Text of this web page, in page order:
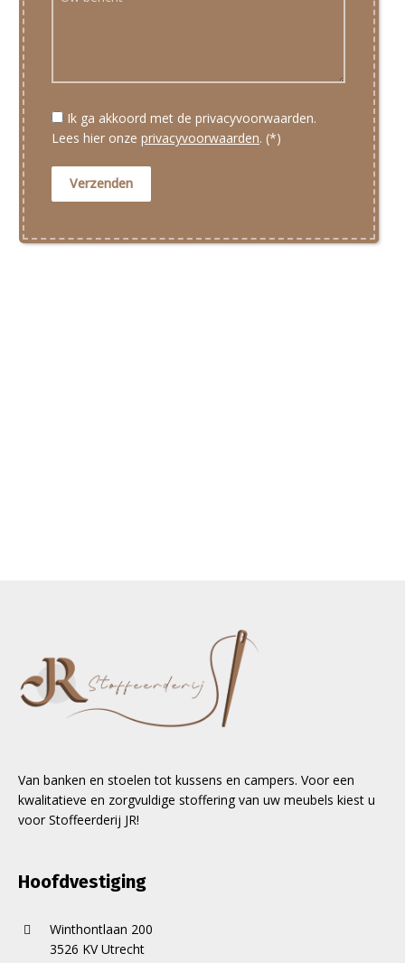
Ik ga akkoord met de privacyvoorwaarden.
Lees hier onze privacyvoorwaarden. (*)
Van banken en stoelen tot kussens en campers. Voor een
kwalitatieve en zorgvuldige stoffering van uw meubels kiest u
voor Stoffeerderij JR!
Hoofdvestiging
Winthontlaan 200
3526 KV Utrecht